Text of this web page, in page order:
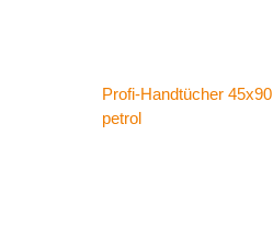
Profi-Handtücher 45x90
petrol